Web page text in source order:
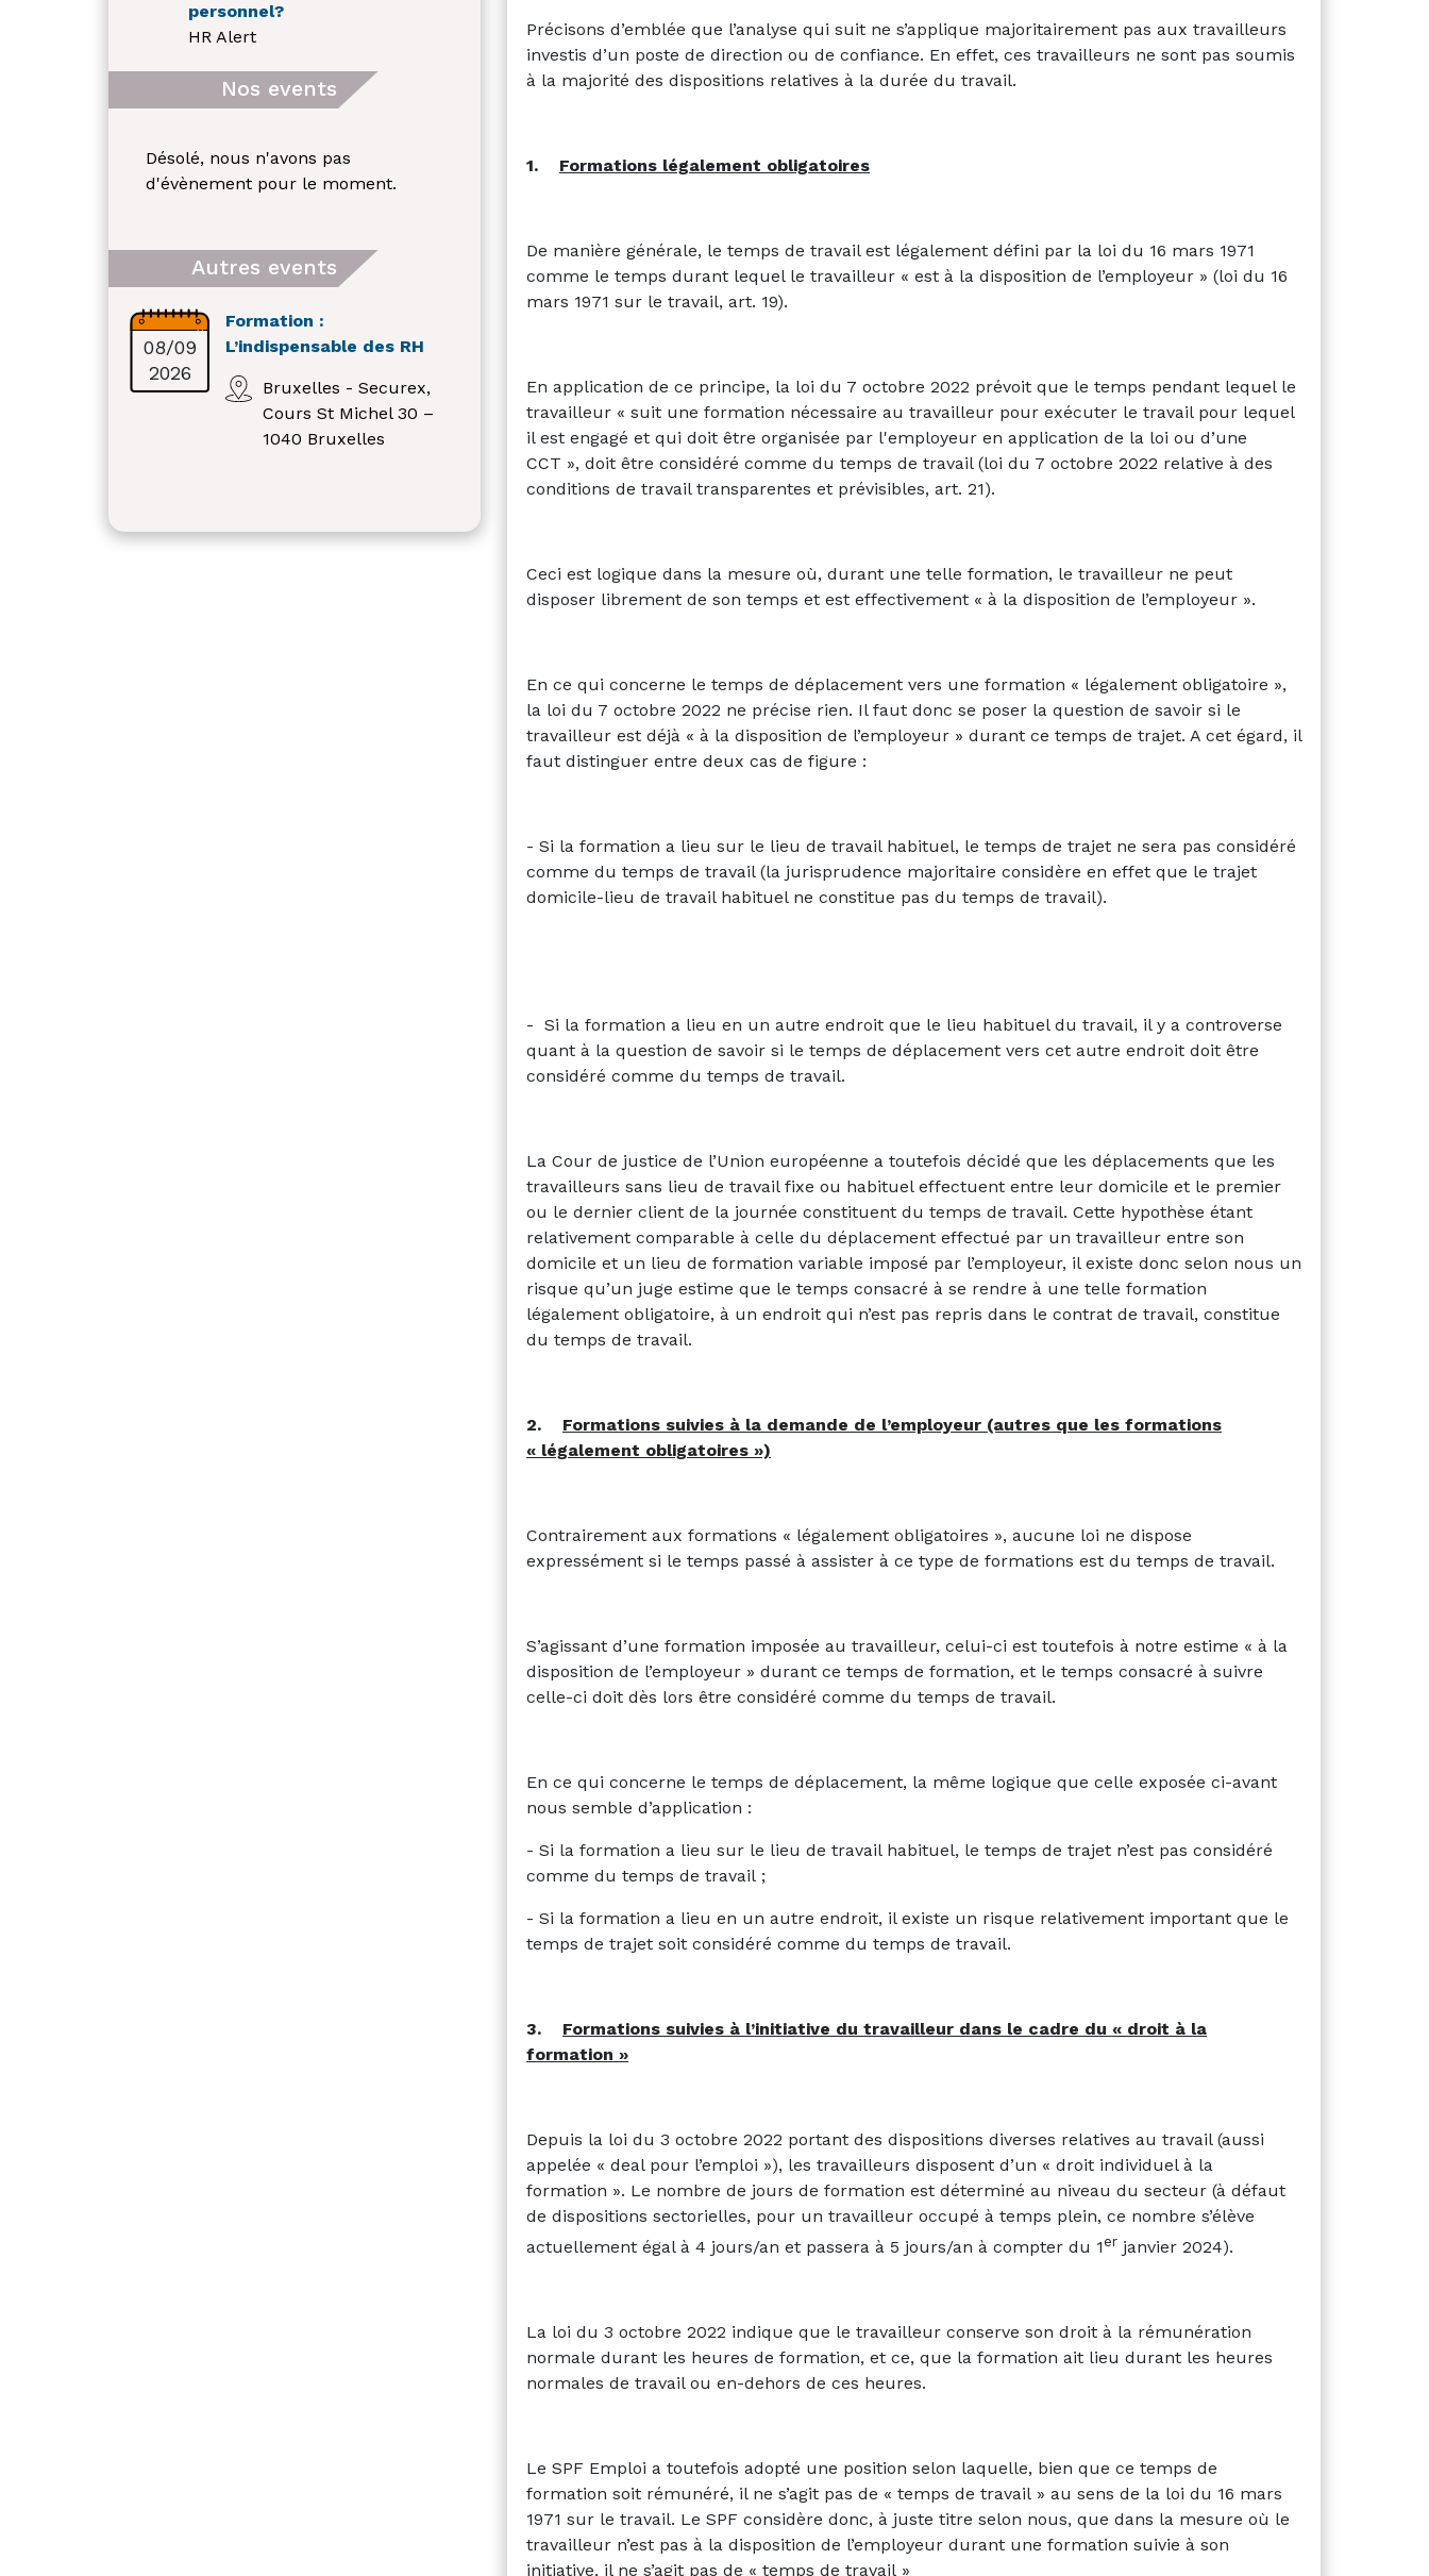
personnel?
HR Alert
Nos events
Désolé, nous n'avons pas
d'évènement pour le moment.
Autres events
08/09
2026
Formation :
L’indispensable des RH
Bruxelles - Securex,
Cours St Michel 30 –
1040 Bruxelles
Précisons d’emblée que l’analyse qui suit ne s’applique majoritairement pas aux travailleurs
investis d’un poste de direction ou de confiance. En effet, ces travailleurs ne sont pas soumis
à la majorité des dispositions relatives à la durée du travail.
1. Formations légalement obligatoires
De manière générale, le temps de travail est légalement défini par la loi du 16 mars 1971
comme le temps durant lequel le travailleur « est à la disposition de l’employeur » (loi du 16
mars 1971 sur le travail, art. 19).
En application de ce principe, la loi du 7 octobre 2022 prévoit que le temps pendant lequel le
travailleur « suit une formation nécessaire au travailleur pour exécuter le travail pour lequel
il est engagé et qui doit être organisée par l'employeur en application de la loi ou d’une
CCT », doit être considéré comme du temps de travail (loi du 7 octobre 2022 relative à des
conditions de travail transparentes et prévisibles, art. 21).
Ceci est logique dans la mesure où, durant une telle formation, le travailleur ne peut
disposer librement de son temps et est effectivement « à la disposition de l’employeur ».
En ce qui concerne le temps de déplacement vers une formation « légalement obligatoire »,
la loi du 7 octobre 2022 ne précise rien. Il faut donc se poser la question de savoir si le
travailleur est déjà « à la disposition de l’employeur » durant ce temps de trajet. A cet égard, il
faut distinguer entre deux cas de figure :
- Si la formation a lieu sur le lieu de travail habituel, le temps de trajet ne sera pas considéré
comme du temps de travail (la jurisprudence majoritaire considère en effet que le trajet
domicile-lieu de travail habituel ne constitue pas du temps de travail).
- Si la formation a lieu en un autre endroit que le lieu habituel du travail, il y a controverse
quant à la question de savoir si le temps de déplacement vers cet autre endroit doit être
considéré comme du temps de travail.
La Cour de justice de l’Union européenne a toutefois décidé que les déplacements que les
travailleurs sans lieu de travail fixe ou habituel effectuent entre leur domicile et le premier
ou le dernier client de la journée constituent du temps de travail. Cette hypothèse étant
relativement comparable à celle du déplacement effectué par un travailleur entre son
domicile et un lieu de formation variable imposé par l’employeur, il existe donc selon nous un
risque qu’un juge estime que le temps consacré à se rendre à une telle formation
légalement obligatoire, à un endroit qui n’est pas repris dans le contrat de travail, constitue
du temps de travail.
2. Formations suivies à la demande de l’employeur (autres que les formations
« légalement obligatoires »)
Contrairement aux formations « légalement obligatoires », aucune loi ne dispose
expressément si le temps passé à assister à ce type de formations est du temps de travail.
S’agissant d’une formation imposée au travailleur, celui-ci est toutefois à notre estime « à la
disposition de l’employeur » durant ce temps de formation, et le temps consacré à suivre
celle-ci doit dès lors être considéré comme du temps de travail.
En ce qui concerne le temps de déplacement, la même logique que celle exposée ci-avant
nous semble d’application :
- Si la formation a lieu sur le lieu de travail habituel, le temps de trajet n’est pas considéré
comme du temps de travail ;
- Si la formation a lieu en un autre endroit, il existe un risque relativement important que le
temps de trajet soit considéré comme du temps de travail.
3. Formations suivies à l’initiative du travailleur dans le cadre du « droit à la
formation »
Depuis la loi du 3 octobre 2022 portant des dispositions diverses relatives au travail (aussi
appelée « deal pour l’emploi »), les travailleurs disposent d’un « droit individuel à la
formation ». Le nombre de jours de formation est déterminé au niveau du secteur (à défaut
de dispositions sectorielles, pour un travailleur occupé à temps plein, ce nombre s’élève
actuellement égal à 4 jours/an et passera à 5 jours/an à compter du 1 er janvier 2024).
La loi du 3 octobre 2022 indique que le travailleur conserve son droit à la rémunération
normale durant les heures de formation, et ce, que la formation ait lieu durant les heures
normales de travail ou en-dehors de ces heures.
Le SPF Emploi a toutefois adopté une position selon laquelle, bien que ce temps de
formation soit rémunéré, il ne s’agit pas de « temps de travail » au sens de la loi du 16 mars
1971 sur le travail. Le SPF considère donc, à juste titre selon nous, que dans la mesure où le
travailleur n’est pas à la disposition de l’employeur durant une formation suivie à son
initiative, il ne s’agit pas de « temps de travail »